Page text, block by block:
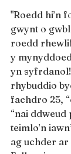
"Roedd hi’n
gwynt o
roedd
y
yn
rhybuddio
fachdro 25,
“nai ddweud
teimlo’n
ag uchder ar